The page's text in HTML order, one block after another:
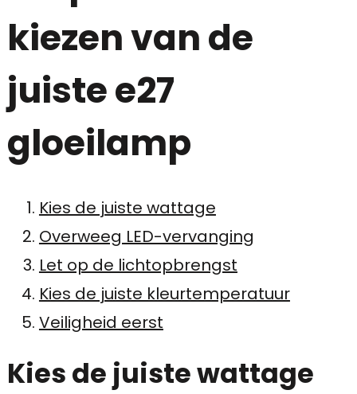
kiezen van de
juiste e27
gloeilamp
Kies de juiste wattage
Overweeg LED-vervanging
Let op de lichtopbrengst
Kies de juiste kleurtemperatuur
Veiligheid eerst
Kies de juiste wattage